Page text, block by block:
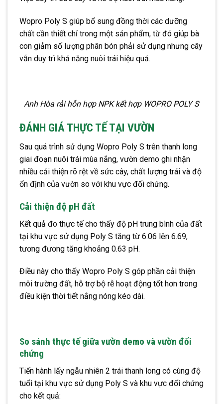
Wopro Poly S giúp bổ sung đồng thời các dưỡng
chất cần thiết chỉ trong một sản phẩm, từ đó giúp bà
con giảm số lượng phân bón phải sử dụng nhưng cây
vẫn duy trì khả năng nuôi trái hiệu quả.
Anh Hòa rải hỗn hợp NPK kết hợp WOPRO POLY S
ĐÁNH GIÁ THỰC TẾ TẠI VƯỜN
Sau quá trình sử dụng Wopro Poly S trên thanh long
giai đoạn nuôi trái mùa nắng, vườn demo ghi nhận
nhiều cải thiện rõ rệt về sức cây, chất lượng trái và độ
ổn định của vườn so với khu vực đối chứng.
Cải thiện độ pH đất
Kết quả đo thực tế cho thấy độ pH trung bình của đất
tại khu vực sử dụng Poly S tăng từ 6.06 lên 6.69,
tương đương tăng khoảng 0.63 pH.
Điều này cho thấy Wopro Poly S góp phần cải thiện
môi trường đất, hỗ trợ bộ rễ hoạt động tốt hơn trong
điều kiện thời tiết nắng nóng kéo dài.
So sánh thực tế giữa vườn demo và vườn đối
chứng
Tiến hành lấy ngẫu nhiên 2 trái thanh long có cùng độ
tuổi tại khu vực sử dụng Poly S và khu vực đối chứng
cho kết quả: